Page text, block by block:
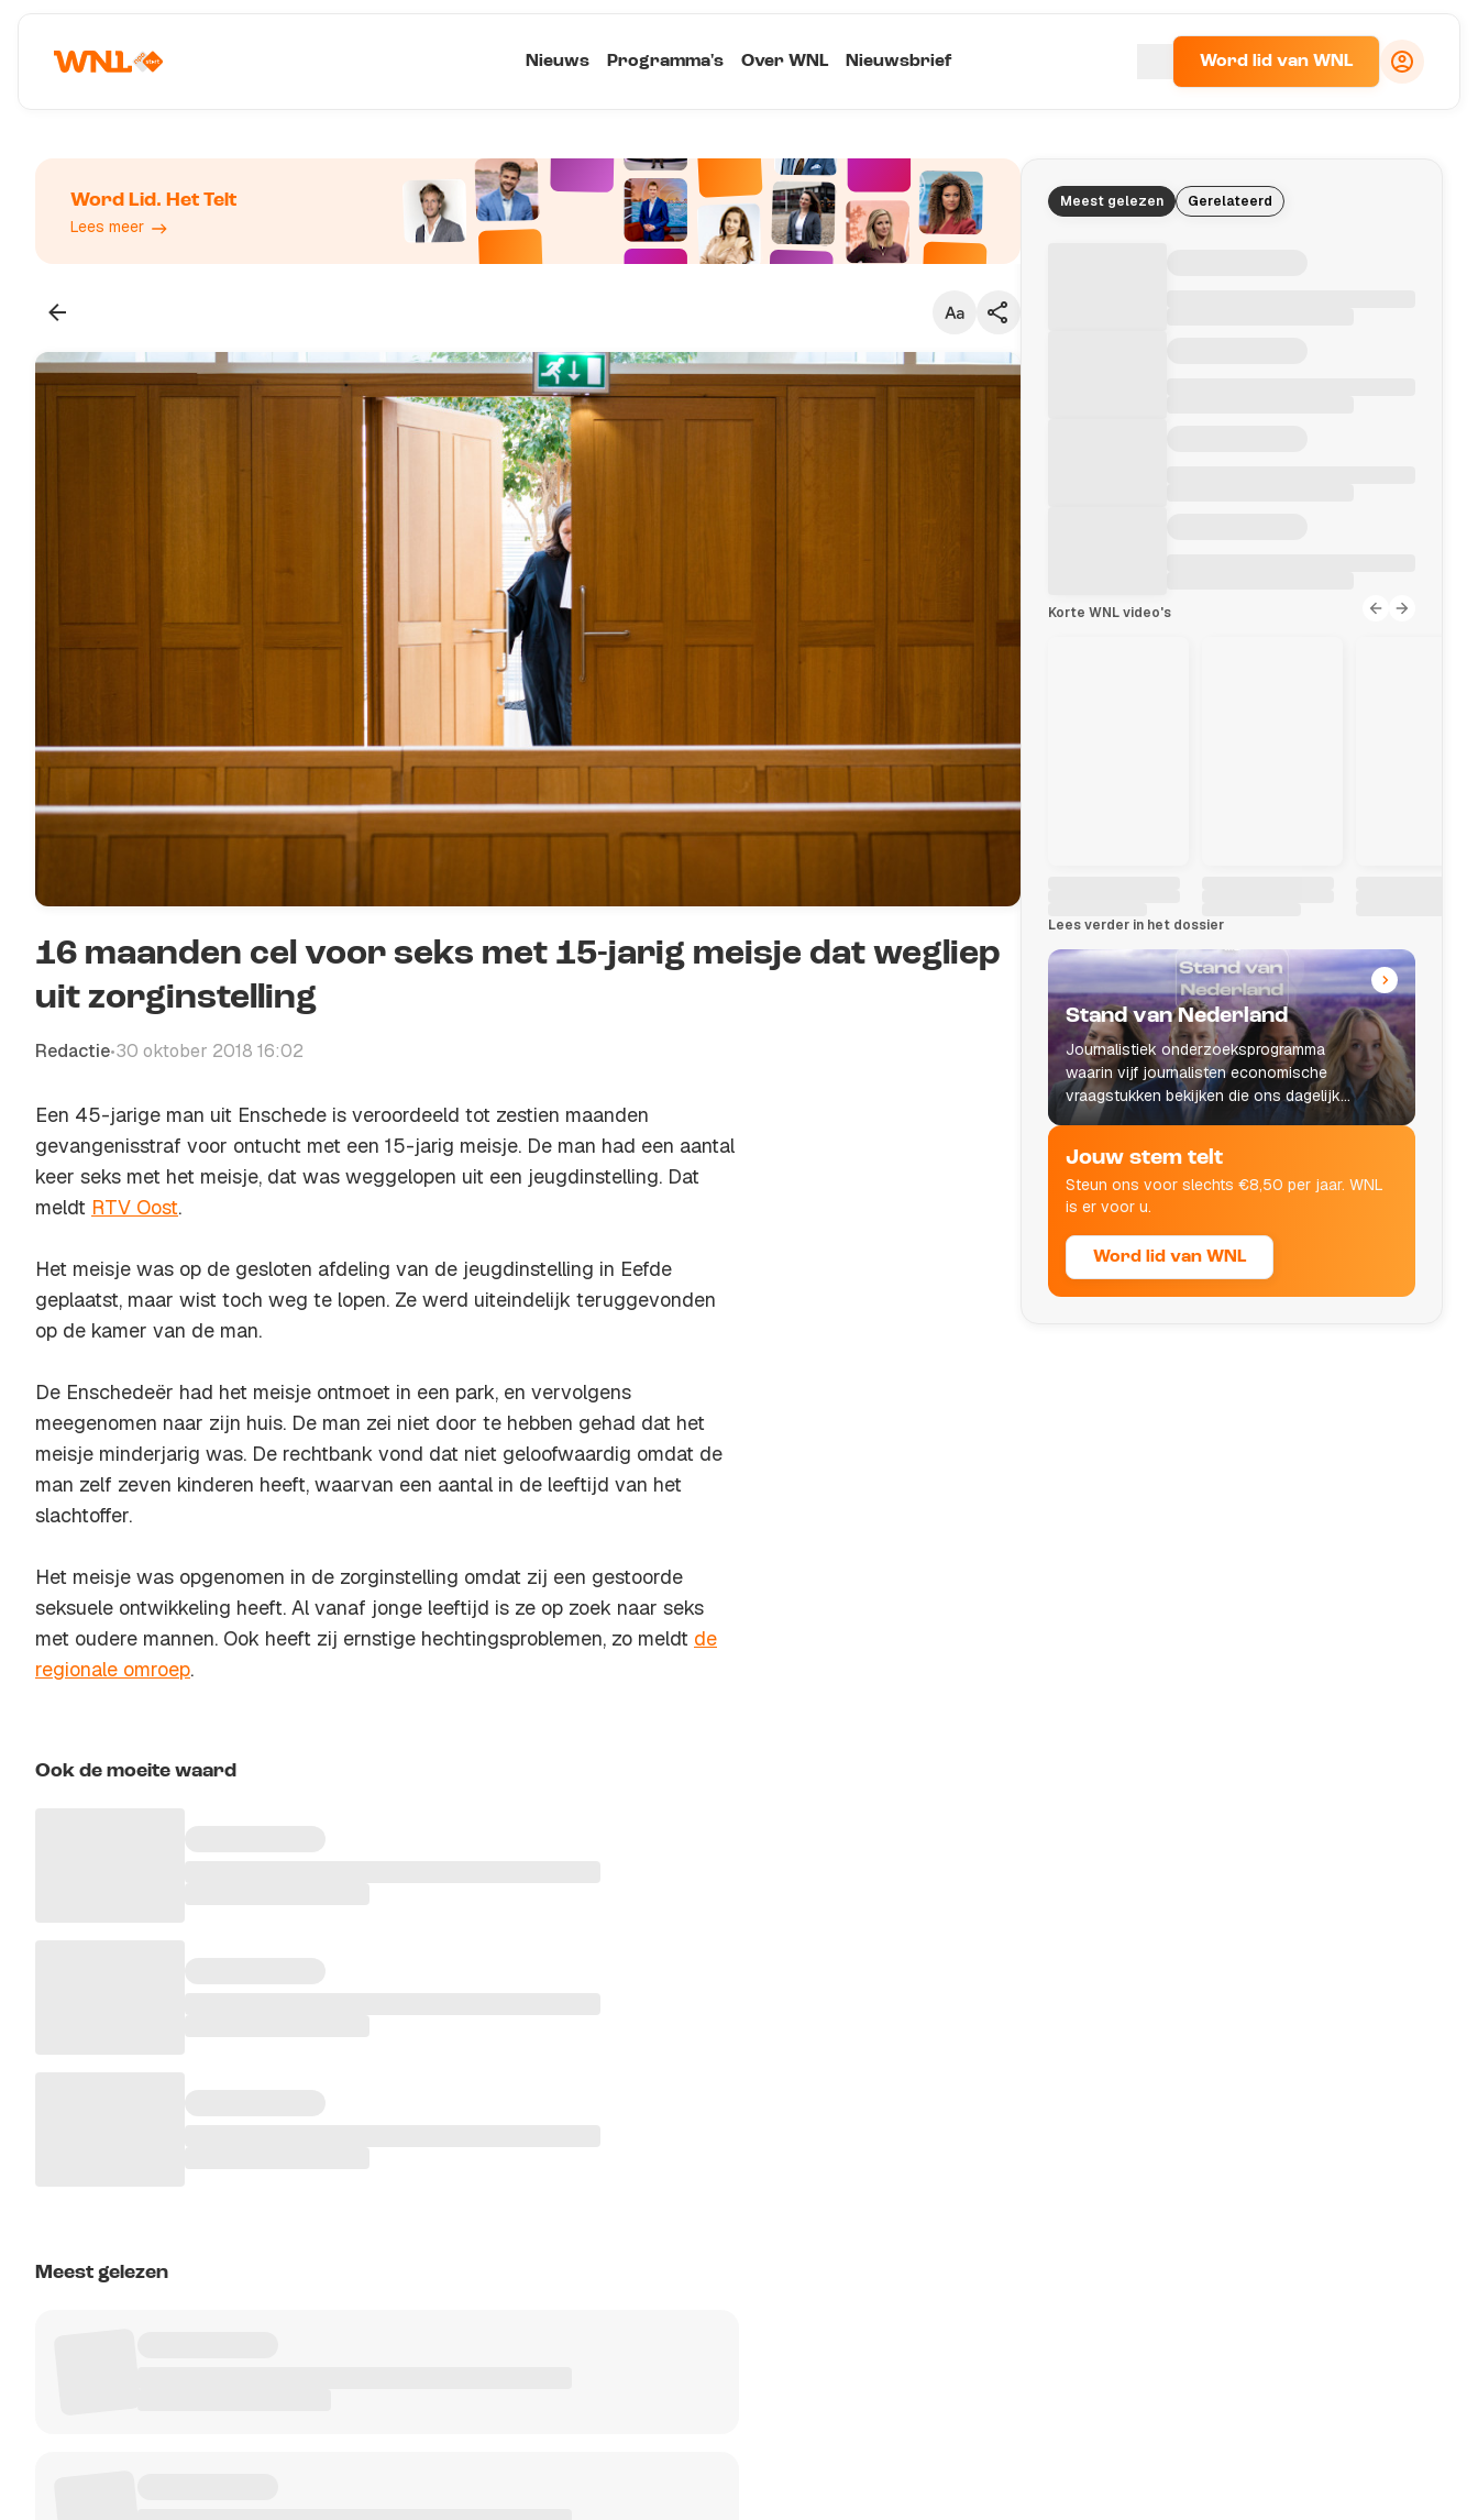
Nieuws Programma's Over WNL Nieuwsbrief Word lid van WNL
Word Lid. Het Telt
Lees meer
16 maanden cel voor seks met 15-jarig meisje dat wegliep
uit zorginstelling
Redactie•30 oktober 2018 16:02
Een 45-jarige man uit Enschede is veroordeeld tot zestien maanden
gevangenisstraf voor ontucht met een 15-jarig meisje. De man had een aantal
keer seks met het meisje, dat was weggelopen uit een jeugdinstelling. Dat
meldt RTV Oost.
Het meisje was op de gesloten afdeling van de jeugdinstelling in Eefde
geplaatst, maar wist toch weg te lopen. Ze werd uiteindelijk teruggevonden
op de kamer van de man.
De Enschedeër had het meisje ontmoet in een park, en vervolgens
meegenomen naar zijn huis. De man zei niet door te hebben gehad dat het
meisje minderjarig was. De rechtbank vond dat niet geloofwaardig omdat de
man zelf zeven kinderen heeft, waarvan een aantal in de leeftijd van het
slachtoffer.
Het meisje was opgenomen in de zorginstelling omdat zij een gestoorde
seksuele ontwikkeling heeft. Al vanaf jonge leeftijd is ze op zoek naar seks
met oudere mannen. Ook heeft zij ernstige hechtingsproblemen, zo meldt de
regionale omroep.
Ook de moeite waard
Meest gelezen
Meest gelezen Gerelateerd
Korte WNL video's
Lees verder in het dossier
Stand van Nederland
Journalistiek onderzoeksprogramma
waarin vijf journalisten economische
vraagstukken bekijken die ons dagelijks
leven raken.
Jouw stem telt
Steun ons voor slechts €8,50 per jaar. WNL
is er voor u.
Word lid van WNL